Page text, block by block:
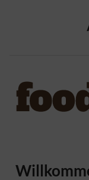
Zu den Seitenwerkzeugen